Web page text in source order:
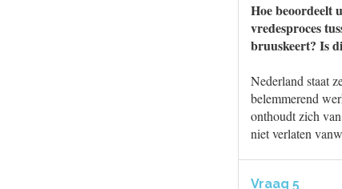
Hoe beoordeelt
vredesproces
bruuskeert? Is
Nederland staat
belemmerend
onthoudt zich
niet verlaten
Vraag 5